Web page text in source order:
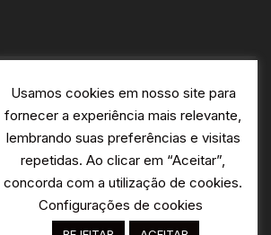
Usamos cookies em nosso site para
fornecer a experiência mais relevante,
lembrando suas preferências e visitas
repetidas. Ao clicar em “Aceitar”,
concorda com a utilização de cookies.
Configurações de cookies